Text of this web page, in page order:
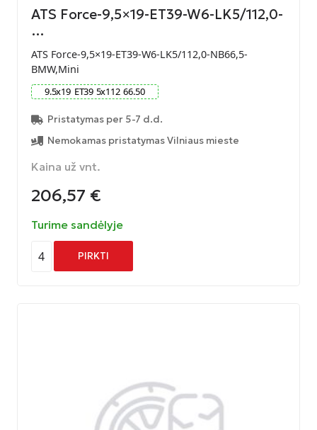
ATS Force-9,5×19-ET39-W6-LK5/112,0-
…
ATS Force-9,5×19-ET39-W6-LK5/112,0-NB66,5-
BMW,Mini
9.5x19 ET39 5x112 66.50
Pristatymas per 5-7 d.d.
Nemokamas pristatymas Vilniaus mieste
Kaina už vnt.
206,57 €
Turime sandėlyje
4 PIRKTI